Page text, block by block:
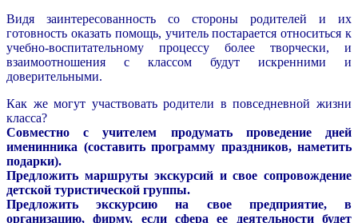
Видя заинтересованность со стороны родителей и их
готовность оказать помощь, учитель постарается относиться к
учебно-воспитательному процессу более творчески, и
взаимоотношения с классом будут искренними и
доверительными.
Как же могут участвовать родители в повседневной жизни
класса?
Совместно с учителем продумать проведение дней
именинника (составить программу праздников, наметить
подарки).
Предложить маршруты экскурсий и свое сопровождение
детской туристической группы.
Предложить экскурсию на свое предприятие, в
организацию, фирму, если сфера ее деятельности будет